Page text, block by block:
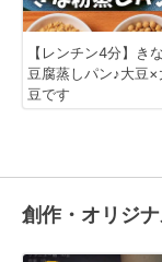
【レンチン4分】き
豆腐蒸しパン♪大豆×
豆です
創作・オリジ